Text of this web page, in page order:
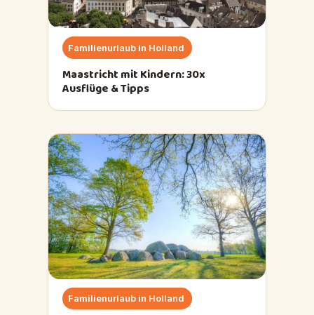
Familienurlaub in Holland
Maastricht mit Kindern: 30x
Ausflüge & Tipps
Familienurlaub in Holland